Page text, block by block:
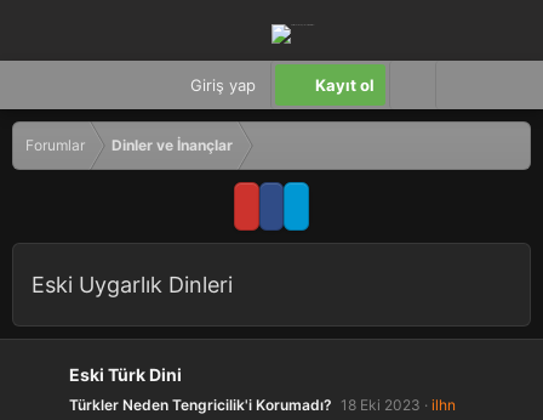
Giriş yap Kayıt ol
Forumlar Dinler ve İnançlar
Eski Uygarlık Dinleri
Eski Türk Dini
Türkler Neden Tengricilik'i Korumadı? 18 Eki 2023 ilhn